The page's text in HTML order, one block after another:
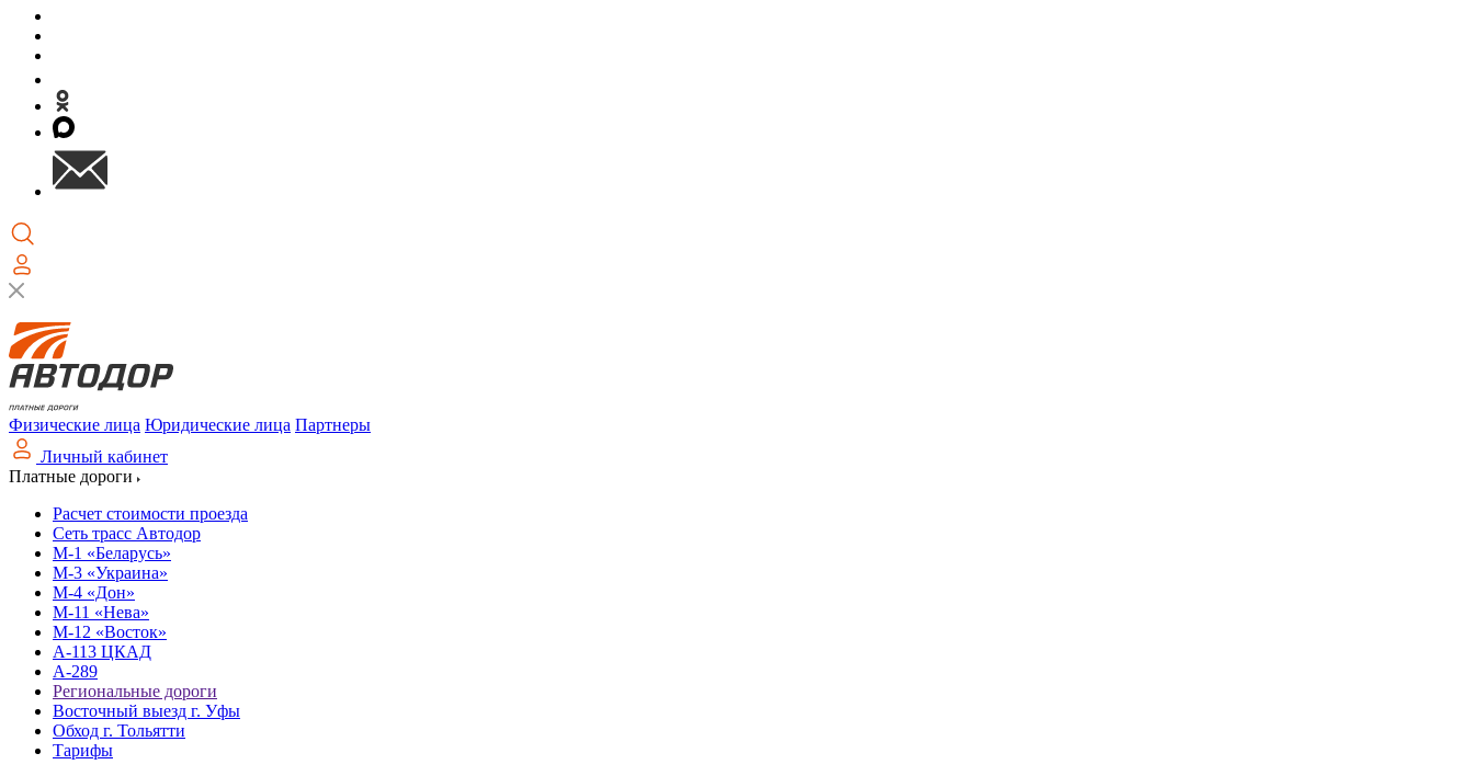
Физические лица Юридические лица Партнеры
Личный кабинет
Платные дороги
Расчет стоимости проезда
Сеть трасс Автодор
М-1 «Беларусь»
М-3 «Украина»
М-4 «Дон»
М-11 «Нева»
М-12 «Восток»
А-113 ЦКАД
А-289
Региональные дороги
Восточный выезд г. Уфы
Обход г. Тольятти
Тарифы